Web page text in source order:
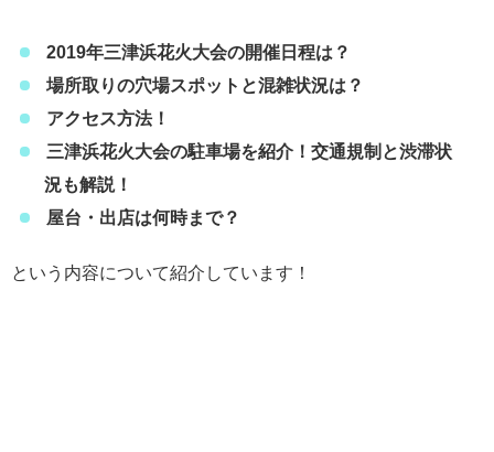
2019年三津浜花火大会の開催日程は？
場所取りの穴場スポットと混雑状況は？
アクセス方法！
三津浜花火大会の駐車場を紹介！交通規制と渋滞状
況も解説！
屋台・出店は何時まで？
という内容について紹介しています！